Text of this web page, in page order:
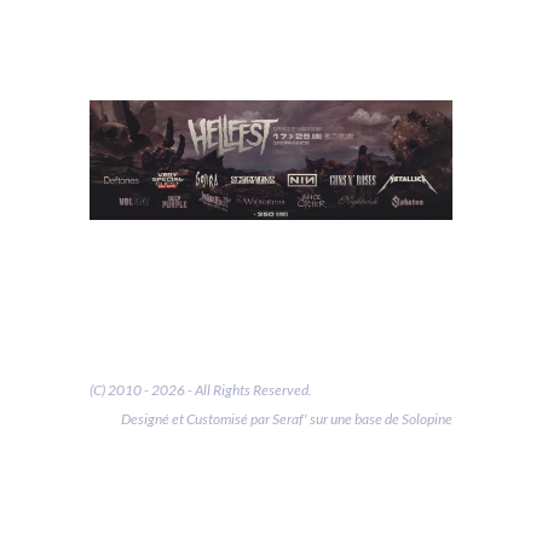
(C) 2010 - 2026 - All Rights Reserved.
Designé et Customisé par Seraf' sur une base de Solopine